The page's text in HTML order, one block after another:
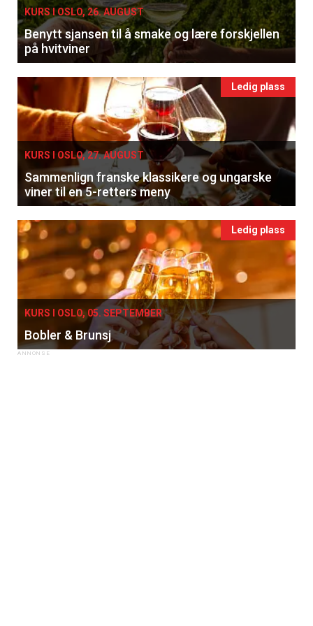
KURS I OSLO, 26. AUGUST
Benytt sjansen til å smake og lære forskjellen
på hvitviner
Ledig plass
KURS I OSLO, 27. AUGUST
Sammenlign franske klassikere og ungarske
viner til en 5-retters meny
Ledig plass
KURS I OSLO, 05. SEPTEMBER
Bobler & Brunsj